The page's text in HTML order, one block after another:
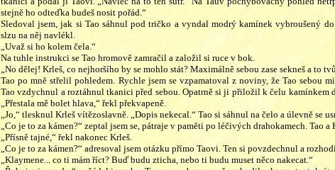
stejně ho odteďka budeš nosit pořád.“
Sledoval jsem, jak si Tao sáhnul pod tričko a vyndal modrý kamínek vybroušený
slzu na něj navlékl.
„Uvaž si ho kolem čela.“
Na tuhle instrukci se Tao hromově zamračil a založil si ruce v bok.
„No dělej! Krleš, co nejhoršího by se mohlo stát? Maximálně sebou zase sekneš a to
Tao po mně střelil pohledem. Rychle jsem se vzpamatoval z noviny, že Tao sebou
Tao vzdychnul a roztáhnul tkanici před sebou. Opatrně si ji přiložil k čelu kamínkem
„Přestala mě bolet hlava,“ řekl překvapeně.
„Jo,“ tlesknul Krleš vítězoslavně. „Dopis nekecal.“ Tao si sáhnul na čelo a úlevně se
„Co je to za kámen?“ zeptal jsem se, pátraje v paměti po léčivých drahokamech. Tao
„Přísně tajné,“ řekl nakonec Krleš.
„Co je to za kámen?“ adresoval jsem otázku přímo Taovi. Ten si povzdechnul a
„Klaymene... co ti mám říct? Buď budu zticha, nebo ti budu muset něco nakecat.“